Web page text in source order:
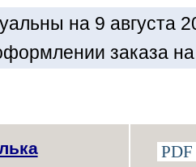
на 9 августа
заказа
PDF